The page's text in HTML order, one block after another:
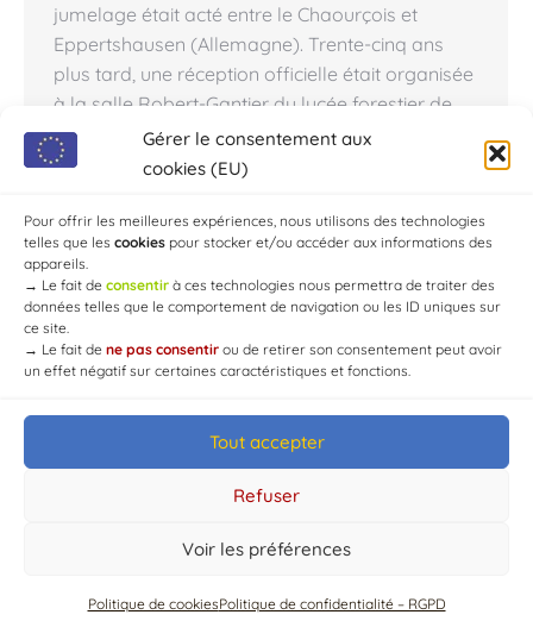
Gérer le consentement aux
cookies (EU)
Pour offrir les meilleures expériences, nous utilisons des technologies
telles que les cookies pour stocker et/ou accéder aux informations des
appareils.
→ Le fait de consentir à ces technologies nous permettra de traiter des
données telles que le comportement de navigation ou les ID uniques sur
ce site.
→ Le fait de ne pas consentir ou de retirer son consentement peut avoir
un effet négatif sur certaines caractéristiques et fonctions.
Tout accepter
Refuser
Voir les préférences
Politique de cookiesPolitique de confidentialité – RGPD
jumelage était acté entre le Chaourçois et
Eppertshausen (Allemagne). Trente-cinq ans
plus tard, une réception officielle était organisée
à la salle Robert-Gantier du lycée forestier de
Crogny. Le comité de jumelage du Chaourçois
et de la ville d’Eppertshausen fête 35 ans
d’Eppertshausen, en est…
© Mairie de Chaource [2004-2024] | Tous droits réservés.
Developed byWEB3-DESIGN